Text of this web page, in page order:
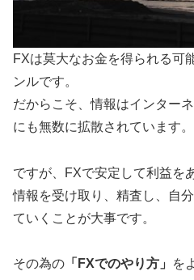
FXは莫大なお金を得られる可
ンルです。
だからこそ、情報はインター
にも無数に拡散されています。
ですが、FXで安定して利益を
情報を受け取り、精査し、自
ていくことが大事です。
その為の 「FXでのやり方」
を